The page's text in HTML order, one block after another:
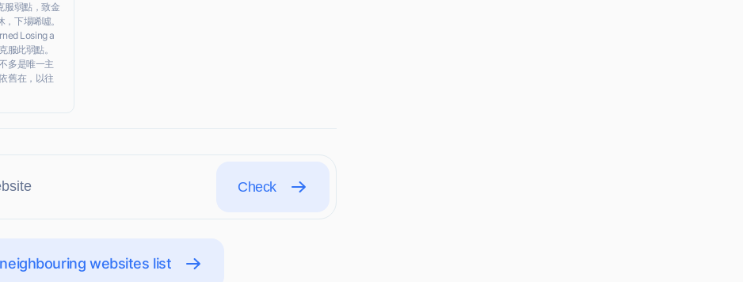
服弱點，致金
下場唏噓。
Losing a
服此弱點。
多是唯一主
舊在，以往
Check
websites list